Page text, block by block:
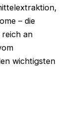
– die
an
wichtigsten